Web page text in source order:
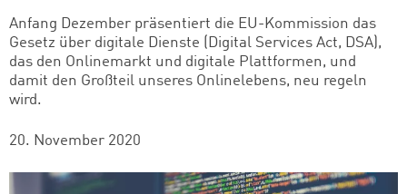
Anfang Dezember präsentiert die EU-Kommission das
Gesetz über digitale Dienste (Digital Services Act, DSA),
das den Onlinemarkt und digitale Plattformen, und
damit den Großteil unseres Onlinelebens, neu regeln
wird.
20. November 2020